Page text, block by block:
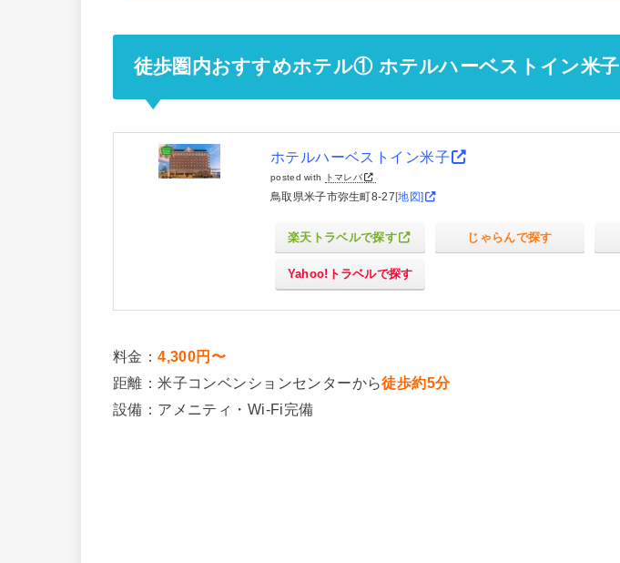
徒歩圏内おすすめホテル① ホテルハーベストイン米子
ホテルハーベストイン米子
posted with トマレバ
鳥取県米子市弥生町8-27 [地図]
楽天トラベルで探す じゃらんで探す
Yahoo!トラベルで探す
料金：4,300円〜
距離：米子コンベンションセンターから徒歩約5分
設備：アメニティ・Wi-Fi完備